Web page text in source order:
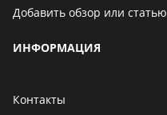
Добавить обзор или статью
ИНФОРМАЦИЯ
Контакты